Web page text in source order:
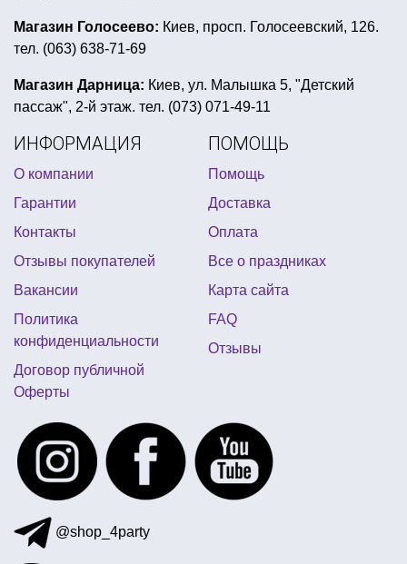
фламинго день рождения
шляпа сомбреро купить
ручка сувенирная
костюм пиратская вечеринка куклы хэллоуин
новогодние костюмы мультяшных героев
пригласительные на праздник
карнавальная шляпа цилиндр
аксессуары для вечеринки стиляги
пневматические хлопушки
шляпы на хэллоуин киев
топперы для торта купить украина
коробка для попкорна
салфетки на хэллоуин
новогодние украшения украина
Магазин Голосеево: Киев, просп. Голосеевский, 126.
тел. (063) 638-71-69
Магазин Дарница: Киев, ул. Малышка 5, "Детский
пассаж", 2-й этаж. тел. (073) 071-49-11
ИНФОРМАЦИЯ
О компании
Гарантии
Контакты
Отзывы покупателей
Вакансии
Политика
конфиденциальности
Договор публичной
Оферты
ПОМОЩЬ
Помощь
Доставка
Оплата
Все о праздниках
Карта сайта
FAQ
Отзывы
@shop_4party